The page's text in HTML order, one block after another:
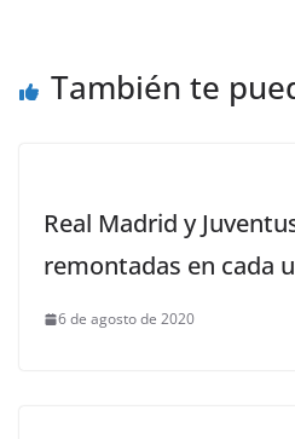
También te
Real Madrid y
remontadas en cada
6 de agosto de 2020